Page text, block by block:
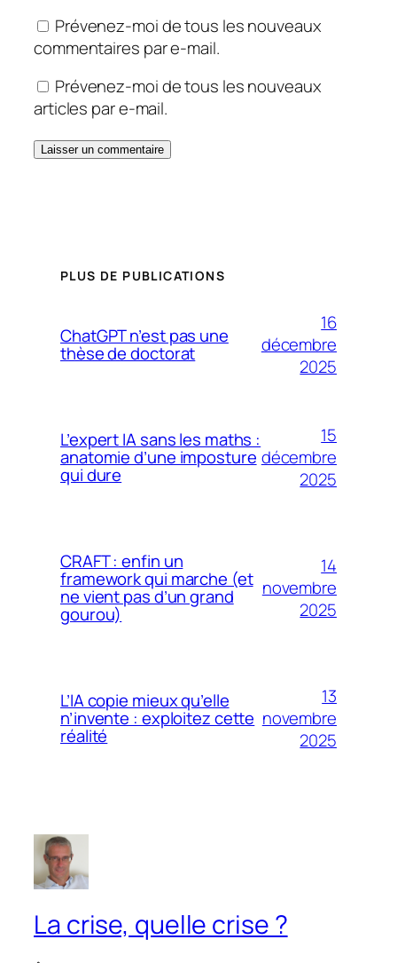
Prévenez-moi de tous les nouveaux
commentaires par e-mail.
Prévenez-moi de tous les nouveaux
articles par e-mail.
PLUS DE PUBLICATIONS
ChatGPT n’est pas une
thèse de doctorat
16
décembre
2025
L’expert IA sans les maths :
anatomie d’une imposture
qui dure
15
décembre
2025
CRAFT : enfin un
framework qui marche (et
ne vient pas d’un grand
gourou)
14
novembre
2025
L’IA copie mieux qu’elle
n’invente : exploitez cette
réalité
13
novembre
2025
La crise, quelle crise ?